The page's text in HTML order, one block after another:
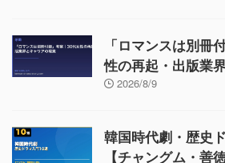
「ロマンスは別冊
性の再起・出版業
2026/8/9
韓国時代劇・歴史
【チャングム・善